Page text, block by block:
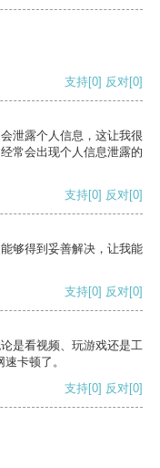
支持[0] 反对[0]
泄露个人信息，这让我很
常会出现个人信息泄露的
支持[0] 反对[0]
够得到妥善解决，让我能
支持[0] 反对[0]
是看视频、玩游戏还是工
卡顿了。
支持[0] 反对[0]